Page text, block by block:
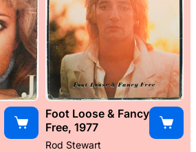
Foot Loose & Fancy
Free, 1977
Rod Stewart